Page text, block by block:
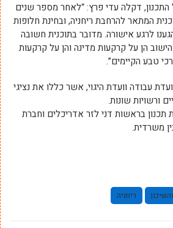
התכנון, דקלה עדי פרץ: “לאחר מספר שנים
המתאר להרחבת ריחניה, ובחינת חלופות
לרגע אישורה. מדובר בתוכנית חשובה
הן על קרקעות מדינה והן על קרקעות
טבע הקיימים”.
עבודה וועדת היגוי, אשר כללו את נציגי
ורשויות שונות.
תכנון בראשות דני לזר אדריכלים וחברת
משרדית.
ריחניה